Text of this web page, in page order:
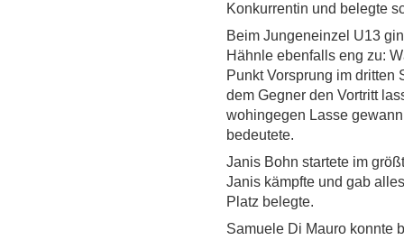
Konkurrentin und belegte
Beim Jungeneinzel U13
Hähnle ebenfalls eng zu:
Punkt Vorsprung im dritten
dem Gegner den Vortritt
wohingegen Lasse
bedeutete.
Janis Bohn startete im
Janis kämpfte und gab
Platz belegte.
Samuele Di Mauro konnte